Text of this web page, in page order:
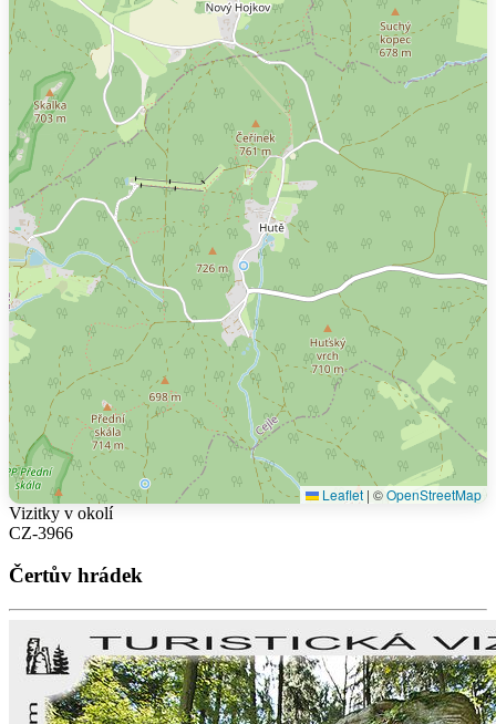
Leaflet | ©OpenStreetMap
Vizitky v okolí
CZ-3966
Čertův hrádek